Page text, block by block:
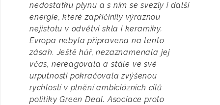
nedostatku plynu a s ním se svezly i další
energie, které zapříčinily výraznou
nejistotu v odvětví skla i keramiky.
Evropa nebyla připravena na tento
zásah. Ještě hůř, nezaznamenala jej
včas, nereagovala a stále ve své
urputnosti pokračovala zvýšenou
rychlostí v plnění ambiciózních cílů
politiky Green Deal. Asociace proto